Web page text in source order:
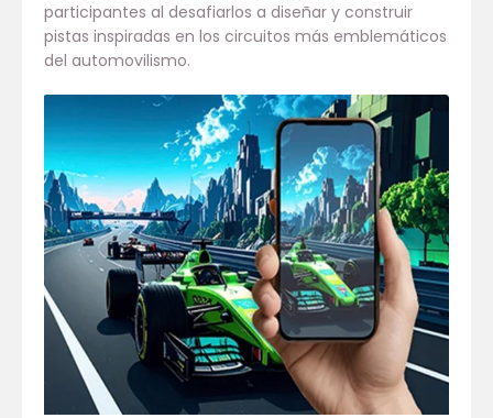
participantes al desafiarlos a diseñar y construir
pistas inspiradas en los circuitos más emblemáticos
del automovilismo.